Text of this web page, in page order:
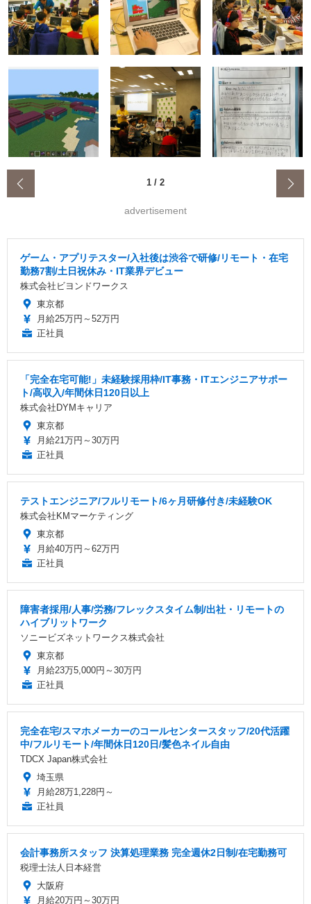
1 / 2
advertisement
ゲーム・アプリテスター/入社後は渋谷で研修/リモート・在宅
勤務7割/土日祝休み・IT業界デビュー
株式会社ビヨンドワークス
東京都
月給25万円～52万円
正社員
「完全在宅可能!」未経験採用枠/IT事務・ITエンジニアサポー
ト/高収入/年間休日120日以上
株式会社DYMキャリア
東京都
月給21万円～30万円
正社員
テストエンジニア/フルリモート/6ヶ月研修付き/未経験OK
株式会社KMマーケティング
東京都
月給40万円～62万円
正社員
障害者採用/人事/労務/フレックスタイム制/出社・リモートの
ハイブリットワーク
ソニービズネットワークス株式会社
東京都
月給23万5,000円～30万円
正社員
完全在宅/スマホメーカーのコールセンタースタッフ/20代活躍
中/フルリモート/年間休日120日/髪色ネイル自由
TDCX Japan株式会社
埼玉県
月給28万1,228円～
正社員
会計事務所スタッフ 決算処理業務 完全週休2日制/在宅勤務可
税理士法人日本経営
大阪府
月給20万円～30万円